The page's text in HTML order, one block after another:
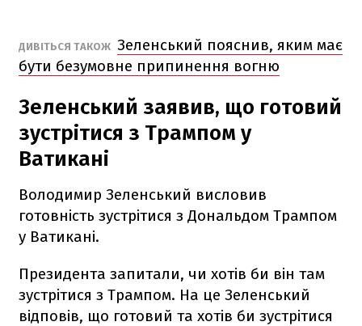
ДИВІТЬСЯ ТАКОЖ Зеленський пояснив, яким має
бути безумовне припинення вогню
Зеленський заявив, що готовий
зустрітися з Трампом у
Ватикані
Володимир Зеленський висловив
готовність зустрітися з Дональдом Трампом
у Ватикані.
Президента запитали, чи хотів би він там
зустрітися з Трампом. На це Зеленський
відповів, що готовий та хотів би зустрітися